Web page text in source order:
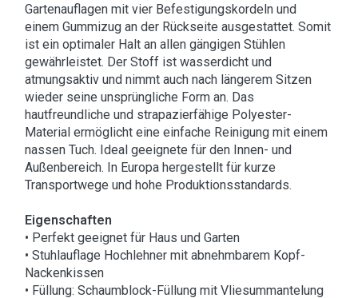
Gartenauflagen mit vier Befestigungskordeln und
einem Gummizug an der Rückseite ausgestattet. Somit
ist ein optimaler Halt an allen gängigen Stühlen
gewährleistet. Der Stoff ist wasserdicht und
atmungsaktiv und nimmt auch nach längerem Sitzen
wieder seine unsprüngliche Form an. Das
hautfreundliche und strapazierfähige Polyester-
Material ermöglicht eine einfache Reinigung mit einem
nassen Tuch. Ideal geeignete für den Innen- und
Außenbereich. In Europa hergestellt für kurze
Transportwege und hohe Produktionsstandards.
Eigenschaften
• Perfekt geeignet für Haus und Garten
• Stuhlauflage Hochlehner mit abnehmbarem Kopf-
Nackenkissen
• Füllung: Schaumblock-Füllung mit Vliesummantelung